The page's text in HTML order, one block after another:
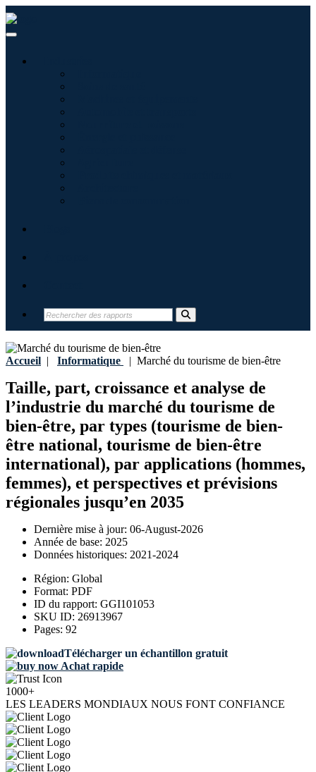
Accueil | Informatique | Marché du tourisme de bien-être
Taille, part, croissance et analyse de
l’industrie du marché du tourisme de
bien-être, par types (tourisme de bien-
être national, tourisme de bien-être
international), par applications (hommes,
femmes), et perspectives et prévisions
régionales jusqu’en 2035
Dernière mise à jour: 06-August-2026
Année de base: 2025
Données historiques: 2021-2024
Région: Global
Format: PDF
ID du rapport: GGI101053
SKU ID: 26913967
Pages: 92
Télécharger un échantillon gratuit
Achat rapide
1000+
LES LEADERS MONDIAUX NOUS FONT CONFIANCE